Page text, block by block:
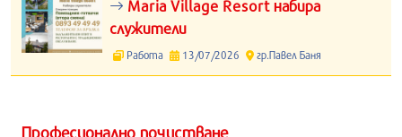
Maria Village Resort набира
служители
Работа 13/07/2026 гр.Павел Баня
Професионално почистване